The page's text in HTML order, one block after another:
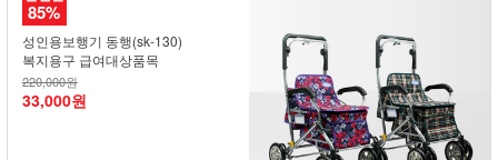
85%
성인용보행기 동행(sk-130)
복지용구 급여대상품목
220,000원
33,000원